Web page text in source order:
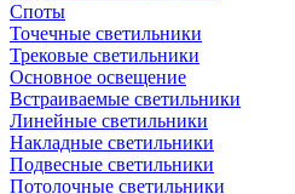
Споты
Точечные светильники
Трековые светильники
Основное освещение
Встраиваемые светильники
Линейные светильники
Накладные светильники
Подвесные светильники
Потолочные светильники